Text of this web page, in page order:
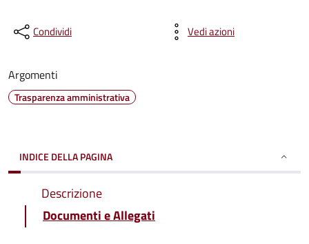
Condividi Vedi azioni
Argomenti
Trasparenza amministrativa
INDICE DELLA PAGINA
Descrizione
Documenti e Allegati